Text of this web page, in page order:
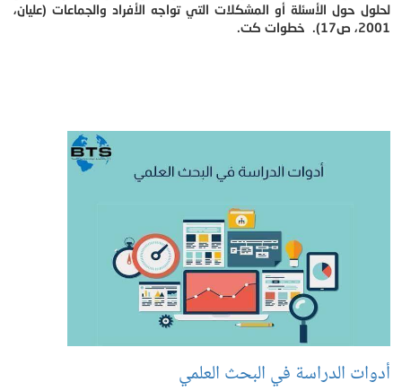
لحلول حول الأسئلة أو المشكلات التي تواجه الأفراد والجماعات (عليان،
2001، ص17). خطوات كت.
أدوات الدراسة في البحث العلمي